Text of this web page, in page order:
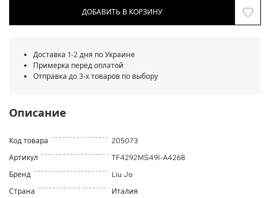
ДОБАВИТЬ В КОРЗИНУ
Доставка 1-2 дня по Украине
Примерка перед оплатой
Отправка до 3-х товаров по выбору
Описание
Код товара
205073
Артикул
TF4292MS49I-A4268
Бренд
Liu Jo
Страна
Италия